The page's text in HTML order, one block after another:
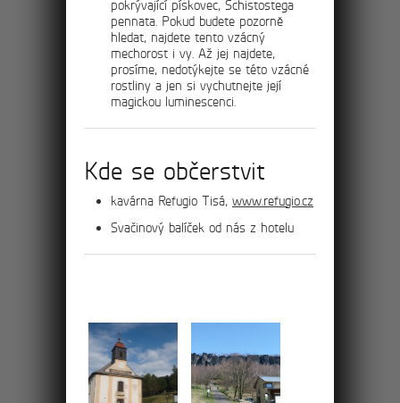
11km
Údolím Dürre Biele k
Soví bráně
podél potoka Hammerbach.
Jeskyněmi Ostrova a
pokrývající pískovec, Schistostega
pennata. Pokud budete pozorně
hledat, najdete tento vzácný
mechorost i vy. Až jej najdete,
prosíme, nedotýkejte se této vzácné
rostliny a jen si vychutnejte její
magickou luminescenci.
Kde se občerstvit
kavárna Refugio Tisá, www.refugio.cz
Svačinový balíček od nás z hotelu